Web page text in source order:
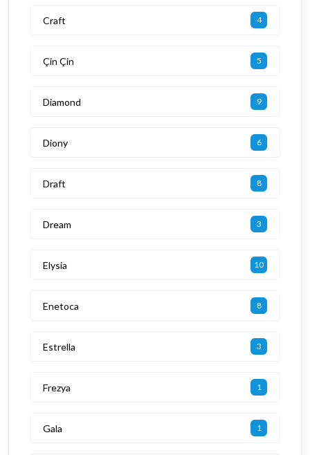
Craft 4
Çin Çin 5
Diamond 9
Diony 6
Draft 8
Dream 3
Elysia 10
Enetoca 8
Estrella 3
Frezya 1
Gala 1